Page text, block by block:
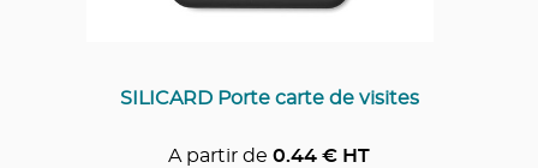
SILICARD Porte carte de visites
A partir de 0.44 € HT